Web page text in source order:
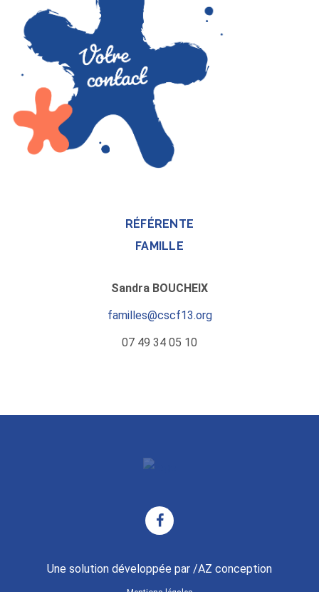
RÉFÉRENTE
FAMILLE
Sandra BOUCHEIX
familles@cscf13.org
07 49 34 05 10
Une solution développée par /AZ conception